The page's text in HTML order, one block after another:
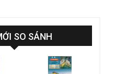
SO SÁNH